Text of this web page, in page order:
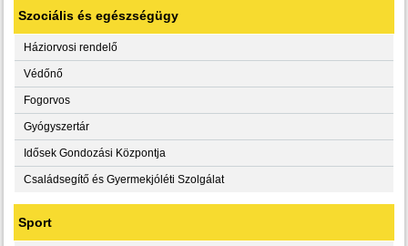
Szociális és egészségügy
Háziorvosi rendelő
Védőnő
Fogorvos
Gyógyszertár
Idősek Gondozási Központja
Családsegítő és Gyermekjóléti Szolgálat
Sport